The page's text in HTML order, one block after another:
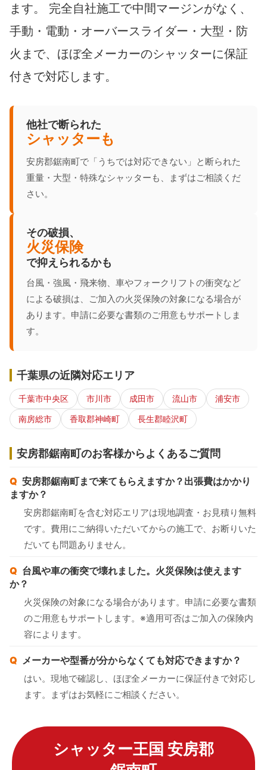
ます。 完全自社施工で中間マージンがなく、
手動・電動・オーバースライダー・大型・防
火まで、ほぼ全メーカーのシャッターに保証
付きで対応します。
他社で断られた
シャッターも
安房郡鋸南町で「うちでは対応できない」と断られた
重量・大型・特殊なシャッターも、まずはご相談くだ
さい。
その破損、
火災保険
で抑えられるかも
台風・強風・飛来物、車やフォークリフトの衝突など
による破損は、ご加入の火災保険の対象になる場合が
あります。申請に必要な書類のご用意もサポートしま
す。
千葉県の近隣対応エリア
千葉市中央区 市川市 成田市 流山市
浦安市
南房総市
香取郡神崎町 長生郡睦沢町
安房郡鋸南町のお客様からよくあるご質問
安房郡鋸南町まで来てもらえますか？出張費はかかり
ますか？
安房郡鋸南町を含む対応エリアは現地調査・お見積り無料
です。費用にご納得いただいてからの施工で、お断りいた
だいても問題ありません。
台風や車の衝突で壊れました。火災保険は使えます
か？
火災保険の対象になる場合があります。申請に必要な書類
のご用意もサポートします。※適用可否はご加入の保険内
容によります。
メーカーや型番が分からなくても対応できますか？
はい。現地で確認し、ほぼ全メーカーに保証付きで対応し
ます。まずはお気軽にご相談ください。
シャッター王国 安房郡